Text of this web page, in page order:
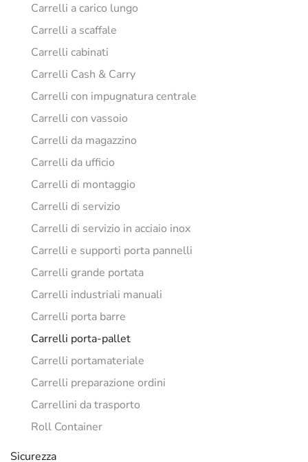
Carrelli a carico lungo
Carrelli a scaffale
Carrelli cabinati
Carrelli Cash & Carry
Carrelli con impugnatura centrale
Carrelli con vassoio
Carrelli da magazzino
Carrelli da ufficio
Carrelli di montaggio
Carrelli di servizio
Carrelli di servizio in acciaio inox
Carrelli e supporti porta pannelli
Carrelli grande portata
Carrelli industriali manuali
Carrelli porta barre
Carrelli porta-pallet
Carrelli portamateriale
Carrelli preparazione ordini
Carrellini da trasporto
Roll Container
Sicurezza